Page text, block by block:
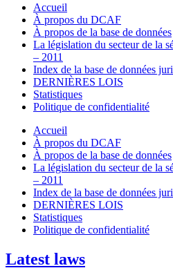
Accueil
À propos du DCAF
À propos de la base de données
La législation du secteur de la
– 2011
Index de la base de données
DERNIÈRES LOIS
Statistiques
Politique de confidentialité
Accueil
À propos du DCAF
À propos de la base de données
La législation du secteur de la
– 2011
Index de la base de données
DERNIÈRES LOIS
Statistiques
Politique de confidentialité
Latest laws